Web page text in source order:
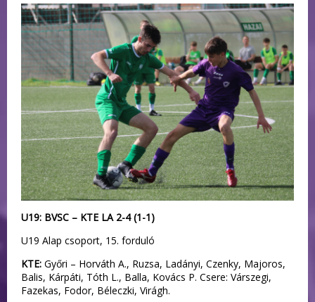
U19: BVSC – KTE LA 2-4 (1-1)
U19 Alap csoport, 15. forduló
KTE: Győri – Horváth A., Ruzsa, Ladányi, Czenky, Majoros,
Balis, Kárpáti, Tóth L., Balla, Kovács P. Csere: Várszegi,
Fazekas, Fodor, Béleczki, Virágh.